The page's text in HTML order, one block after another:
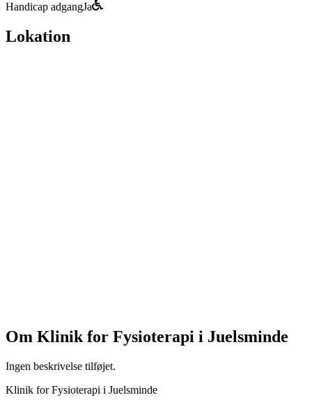
Handicap adgangJa
Lokation
Om Klinik for Fysioterapi i Juelsminde
Ingen beskrivelse tilføjet.
Klinik for Fysioterapi i Juelsminde